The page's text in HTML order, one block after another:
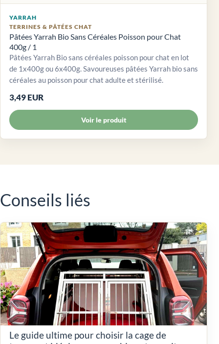
YARRAH
TERRINES & PÂTÉES CHAT
Pâtées Yarrah Bio Sans Céréales Poisson pour Chat
400g / 1
Pâtées Yarrah Bio sans céréales poisson pour chat en lot
de 1x400g ou 6x400g. Savoureuses pâtées Yarrah bio sans
céréales au poisson pour chat adulte et stérilisé.
3,49 EUR
Voir le produit
Conseils liés
Le guide ultime pour choisir la cage de